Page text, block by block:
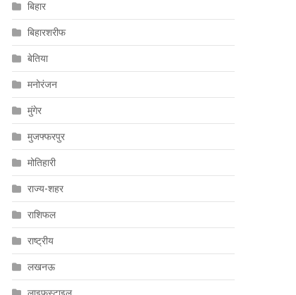
बिहार
बिहारशरीफ
बेतिया
मनोरंजन
मुंगेर
मुजफ्फरपुर
मोतिहारी
राज्य-शहर
राशिफल
राष्ट्रीय
लखनऊ